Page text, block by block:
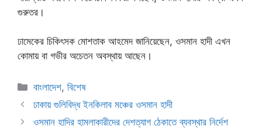
গুরুতর।
ঢামেকের চিকিৎসক মোশতাক আহমেদ জানিয়েছেন, ওসমান হাদী এখন
কোমায় বা গভীর অচেতন অবস্থায় আছেন।
Categories
বাংলাদেশ,বিশেষ
ঢাকায় গুলিবিদ্ধ ইনকিলাব মঞ্চের ওসমান হাদী
ওসমান হাদির হামলাকারীদের দেশত্যাগ ঠেকাতে ব্যবস্থার নির্দেশ